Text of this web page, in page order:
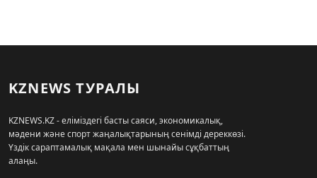
KZNEWS ТУРАЛЫ
KZNEWS.KZ - еліміздегі басты саяси, экономикалық,
мәдени және спорт жаңалықтарының сенімді дереккөзі.
Үздік сараптамалық мақала мен шынайы сұқбаттың
алаңы.